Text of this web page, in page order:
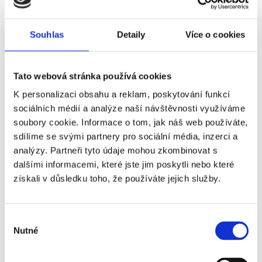
Souhlas Detaily Více o cookies
Tato webová stránka používá cookies
K personalizaci obsahu a reklam, poskytování funkcí
sociálních médií a analýze naší návštěvnosti využíváme
soubory cookie. Informace o tom, jak náš web používáte,
sdílíme se svými partnery pro sociální média, inzerci a
analýzy. Partneři tyto údaje mohou zkombinovat s
dalšími informacemi, které jste jim poskytli nebo které
získali v důsledku toho, že používáte jejich služby.
souhlasu
Nutné
CA OSASUNA - REAL BETIS
Je termín utkání finálně potvrzený?